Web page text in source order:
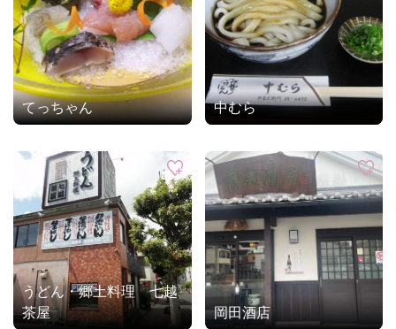
てっちゃん 中むら
うどん・郷土料理 七越
茶屋
岡田酒店